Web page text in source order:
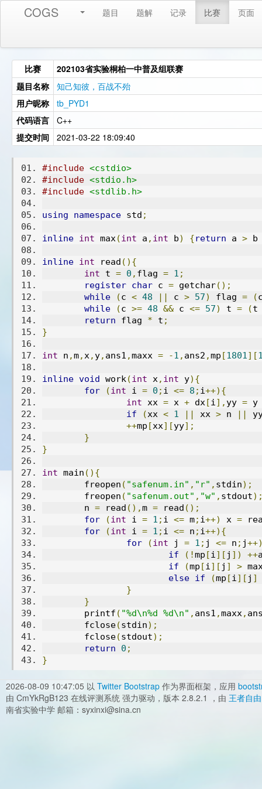
COGS 题目 题解 记录 比赛 页面
比赛
202103省实验桐柏一中普及组联赛
题目名称
知己知彼，百战不殆
用户昵称
tb_PYD1
代码语言
C++
提交时间
2021-03-22 18:09:40
#include <cstdio>
#include <stdio.h>
#include <stdlib.h>
using namespace std ;
inline int max(int a , int b) {return a >
inline int read (){
int t = 0 , flag = 1 ;
register char c = getchar();
while
(c < 48 || c > 57) flag = (
while
(c >= 48 && c <= 57) t = (
return flag * t ;
}
int n ,m,x, y, ans1 ,maxx = -1 , ans2 ,mp [1801][
inline void work(int x, int y){
for
(int i = 0 ; i <= 8 ; i++){
int xx = x + dx[i], yy =
if
(xx < 1 || xx > n ||
++mp [xx][yy];
}
}
int main (){
	freopen
( "safenum.in" , "r" , stdin);
	freopen
( "safenum.out" , "w" , stdout
	n
= read (),m = read ();
for
(int i = 1 ; i <= m; i++) x =
for
(int i = 1 ; i <= n ; i++){
for
(int j = 1 ; j <= n ; j
if
(!mp [i][ j ]) ++
if
(mp [i][ j ] >
else if (mp [i][ j ]
}
}
	printf
( "%d\n%d %d\n" , ans1 ,maxx,
	fclose
(stdin);
	fclose
(stdout);
return
0 ;
}
2026-08-09 10:47:05 以 Twitter Bootstrap 作为界面框架，应用
由 CmYkRgB123 在线评测系统 强力驱动，版本 2.8.2.1 ，由 王者自由
南省实验中学 邮箱：syxinxi@sina.cn